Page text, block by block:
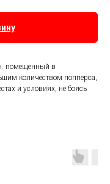
помещенный в
количеством попперса,
и условиях, не боясь